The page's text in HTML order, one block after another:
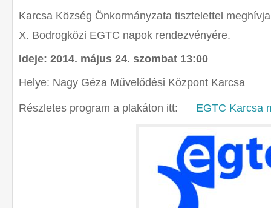
Karcsa Község Önkormányzata tisztelettel
X. Bodrogközi EGTC napok rendezvényére.
Ideje: 2014. május 24. szombat 13:00
Helye: Nagy Géza Művelődési Központ Karcsa
Részletes program a plakáton itt: EGTC Karcsa